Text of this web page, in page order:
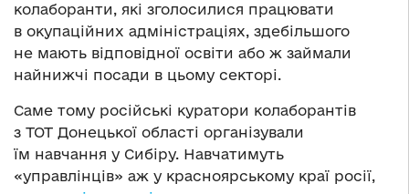
колаборанти, які зголосилися працювати
в окупаційних адміністраціях, здебільшого
не мають відповідної освіти або ж займали
найнижчі посади в цьому секторі.
Саме тому російські куратори колаборантів
з ТОТ Донецької області організували
їм навчання у Сибіру. Навчатимуть
«управлінців» аж у красноярському краї росії,